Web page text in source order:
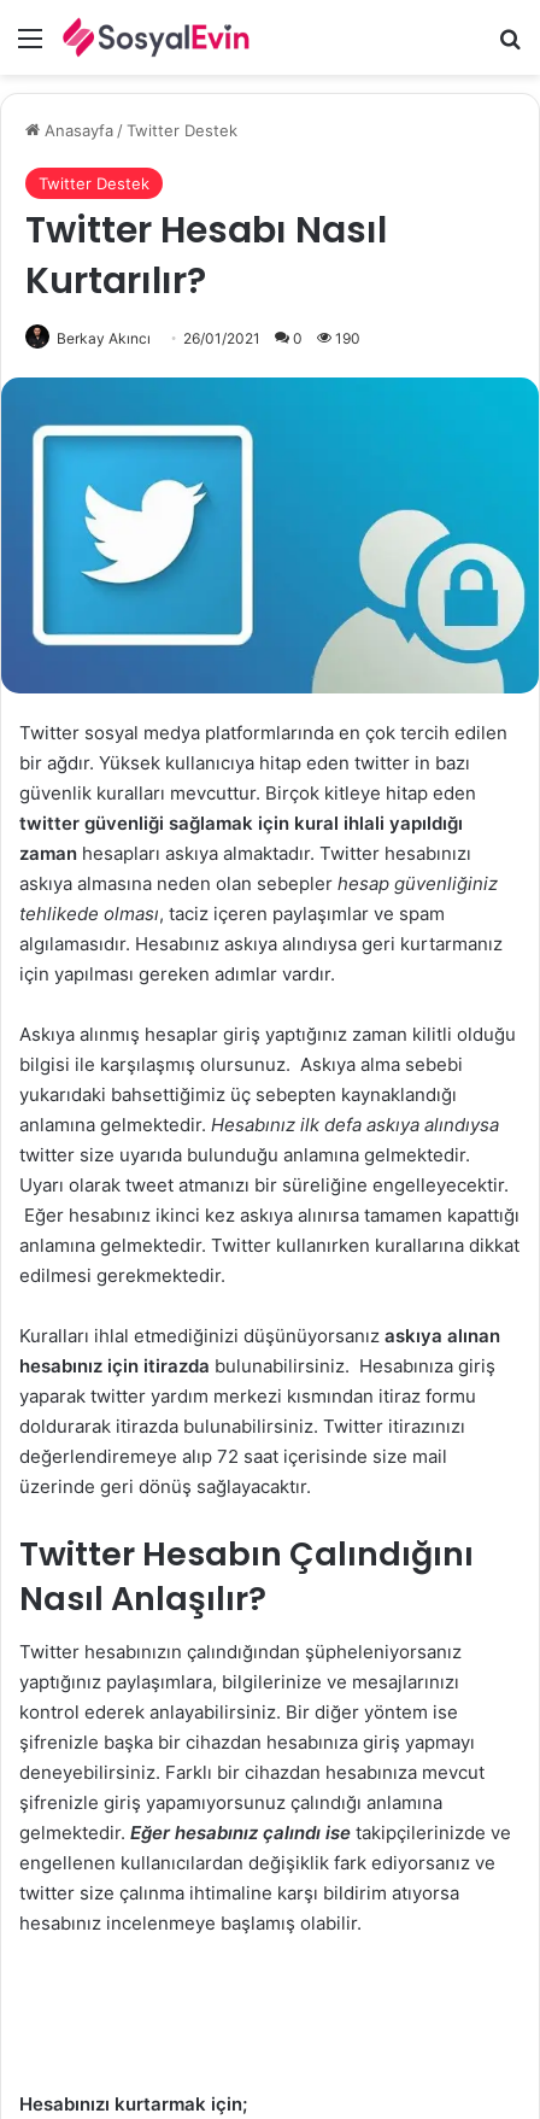
Menü
Anasayfa /Twitter Destek
Twitter Destek
Twitter Hesabı Nasıl
Kurtarılır?
Berkay Akıncı 26/01/2021 0 190
Twitter sosyal medya platformlarında en çok tercih edilen
bir ağdır. Yüksek kullanıcıya hitap eden twitter in bazı
güvenlik kuralları mevcuttur. Birçok kitleye hitap eden
twitter güvenliği sağlamak için kural ihlali yapıldığı
zaman hesapları askıya almaktadır. Twitter hesabınızı
askıya almasına neden olan sebepler hesap güvenliğiniz
tehlikede olması, taciz içeren paylaşımlar ve spam
algılamasıdır. Hesabınız askıya alındıysa geri kurtarmanız
için yapılması gereken adımlar vardır.
Askıya alınmış hesaplar giriş yaptığınız zaman kilitli olduğu
bilgisi ile karşılaşmış olursunuz. Askıya alma sebebi
yukarıdaki bahsettiğimiz üç sebepten kaynaklandığı
anlamına gelmektedir. Hesabınız ilk defa askıya alındıysa
twitter size uyarıda bulunduğu anlamına gelmektedir.
Uyarı olarak tweet atmanızı bir süreliğine engelleyecektir.
Eğer hesabınız ikinci kez askıya alınırsa tamamen kapattığı
anlamına gelmektedir. Twitter kullanırken kurallarına dikkat
edilmesi gerekmektedir.
Kuralları ihlal etmediğinizi düşünüyorsanız askıya alınan
hesabınız için itirazda bulunabilirsiniz. Hesabınıza giriş
yaparak twitter yardım merkezi kısmından itiraz formu
doldurarak itirazda bulunabilirsiniz. Twitter itirazınızı
değerlendiremeye alıp 72 saat içerisinde size mail
üzerinde geri dönüş sağlayacaktır.
Twitter Hesabın Çalındığını
Nasıl Anlaşılır?
Twitter hesabınızın çalındığından şüpheleniyorsanız
yaptığınız paylaşımlara, bilgilerinize ve mesajlarınızı
kontrol ederek anlayabilirsiniz. Bir diğer yöntem ise
şifrenizle başka bir cihazdan hesabınıza giriş yapmayı
deneyebilirsiniz. Farklı bir cihazdan hesabınıza mevcut
şifrenizle giriş yapamıyorsunuz çalındığı anlamına
gelmektedir. Eğer hesabınız çalındı ise takipçilerinizde ve
engellenen kullanıcılardan değişiklik fark ediyorsanız ve
twitter size çalınma ihtimaline karşı bildirim atıyorsa
hesabınız incelenmeye başlamış olabilir.
Hesabınızı kurtarmak için;